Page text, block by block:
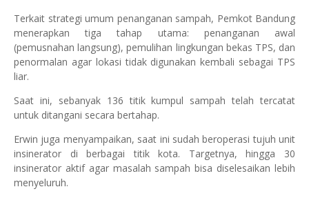
Terkait strategi umum penanganan sampah, Pemkot Bandung
menerapkan tiga tahap utama: penanganan awal
(pemusnahan langsung), pemulihan lingkungan bekas TPS, dan
penormalan agar lokasi tidak digunakan kembali sebagai TPS
liar.
Saat ini, sebanyak 136 titik kumpul sampah telah tercatat
untuk ditangani secara bertahap.
Erwin juga menyampaikan, saat ini sudah beroperasi tujuh unit
insinerator di berbagai titik kota. Targetnya, hingga 30
insinerator aktif agar masalah sampah bisa diselesaikan lebih
menyeluruh.